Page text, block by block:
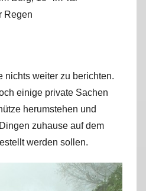
n
M
u
s
Regen
nichts weiter zu berichten.
einige private Sachen
herumstehen und
zuhause auf dem
werden sollen.